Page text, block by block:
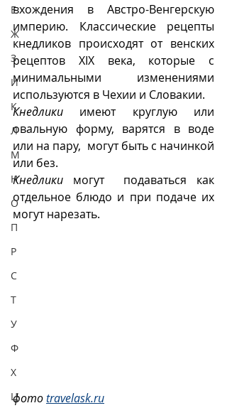
Е
Ж
З
И
К
Л
М
Н
О
П
Р
С
Т
У
Ф
Х
Ц
вхождения в Австро-Венгерскую
империю. Классические рецепты
кнедликов происходят от венских
рецептов XIX века, которые с
минимальными изменениями
используются в Чехии и Словакии.
Кнедлики имеют круглую или
овальную форму, варятся в воде
или на пару,  могут быть с начинкой
или без.
Кнедлики могут  подаваться как
отдельное блюдо и при подаче их
могут нарезать.
фото travelask.ru